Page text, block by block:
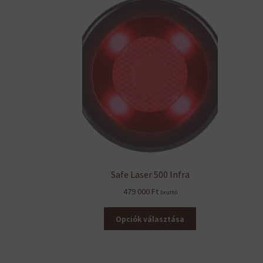
Safe Laser 500 Infra
479 000 Ft bruttó
Opciók választása